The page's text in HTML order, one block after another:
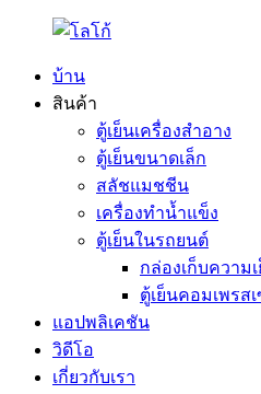
บ้าน
สินค้า
ตู้เย็นเครื่องสำอาง
ตู้เย็นขนาดเล็ก
สลัชแมชชีน
เครื่องทำน้ำแข็ง
ตู้เย็นในรถยนต์
กล่องเก็บความ
ตู้เย็นคอมเพรส
แอปพลิเคชัน
วิดีโอ
เกี่ยวกับเรา